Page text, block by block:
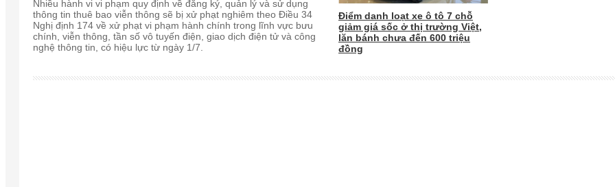
Nhiều hành vi vi phạm quy định về đăng ký, quản lý và sử dụng
thông tin thuê bao viễn thông sẽ bị xử phạt nghiêm theo Điều 34
Nghị định 174 về xử phạt vi phạm hành chính trong lĩnh vực bưu
chính, viễn thông, tần số vô tuyến điện, giao dịch điện tử và công
nghệ thông tin, có hiệu lực từ ngày 1/7.
Điểm danh loạt xe ô tô 7 chỗ
giảm giá sốc ở thị trường Việt,
lăn bánh chưa đến 600 triệu
đồng